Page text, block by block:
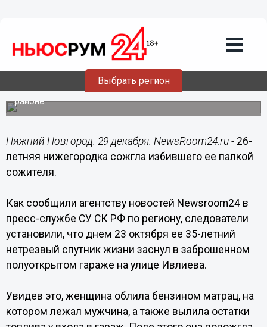
Выбрать регион
29.12.201607:30
26-летняя нижегородка сожгла
избившего ее палкой сожителя
Трагическое происшествие случилось в Советском
районе.
Нижний Новгород. 29 декабря. NewsRoom24.ru - 26-
летняя нижегородка сожгла избившего ее палкой
сожителя.
Как сообщили агентству новостей Newsroom24 в
пресс-службе СУ СК РФ по региону, следователи
установили, что днем 23 октября ее 35-летний
нетрезвый спутник жизни заснул в заброшенном
полуоткрытом гараже на улице Ивлиева.
Увидев это, женщина облила бензином матрац, на
котором лежал мужчина, а также вылила остатки